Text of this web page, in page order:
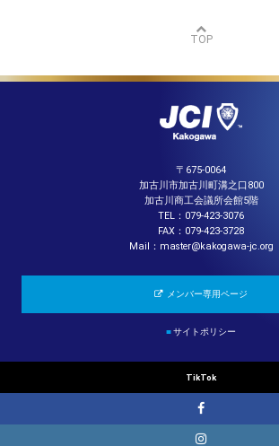
TOP
〒675-0064
加古川市加古川町溝之口800
加古川商工会議所会館5階
TEL：079-423-3076
FAX：079-423-3728
Mail：master@kakogawa-jc.org
メンバー専用ページ
■サイトポリシー
TikTok